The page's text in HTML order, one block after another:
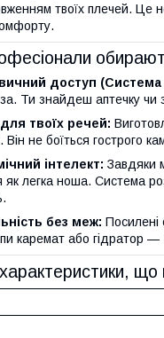
твоїх плечей. Це
доступ
Ти знайдеш аптечку чи
твоїх речей:
. Він не боїться гострого
інтелект: Завдяки
як легка ноша. Система
без меж: Посилені
каремат або гідратор
характеристики,